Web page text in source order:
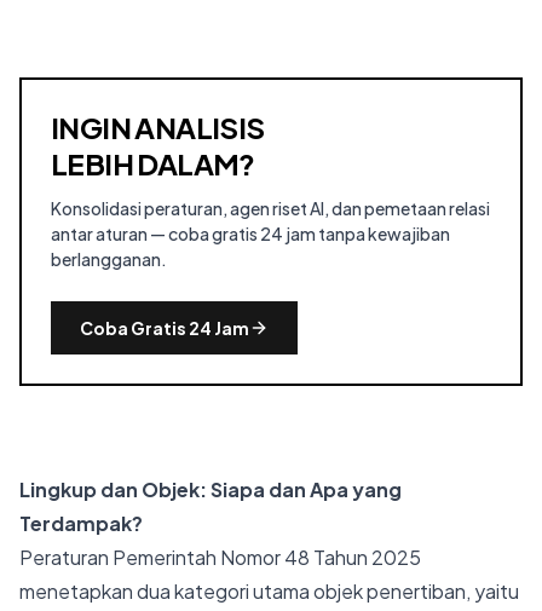
INGIN ANALISIS
LEBIH DALAM?
Konsolidasi peraturan, agen riset AI, dan pemetaan relasi
antar aturan — coba gratis 24 jam tanpa kewajiban
berlangganan.
Coba Gratis 24 Jam
Lingkup dan Objek: Siapa dan Apa yang
Terdampak?
Peraturan Pemerintah Nomor 48 Tahun 2025
menetapkan dua kategori utama objek penertiban, yaitu